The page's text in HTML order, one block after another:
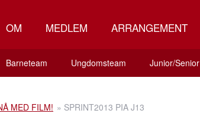
OM MEDLEM ARRANGEMENT
Barneteam Ungdomsteam Junior/Senior
MED FILM! » SPRINT2013 PIA J13